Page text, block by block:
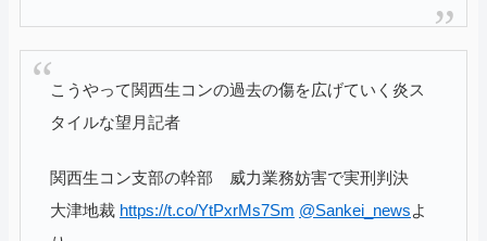
こうやって関西生コンの過去の傷を広げていく炎ス
タイルな望月記者
関西生コン支部の幹部 威力業務妨害で実刑判決
大津地裁 https://t.co/YtPxrMs7Sm @Sankei_newsよ